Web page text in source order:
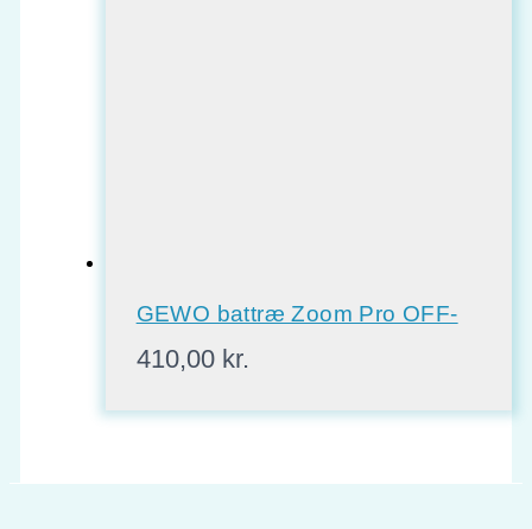
GEWO battræ Zoom Pro OFF-
410,00 kr.